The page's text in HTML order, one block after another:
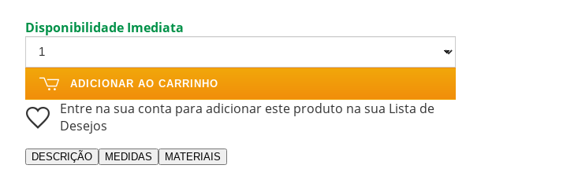
Disponibilidade Imediata
ADICIONAR AO CARRINHO
Entre na sua conta para adicionar este produto na sua Lista de
Desejos
DESCRIÇÃO MEDIDAS MATERIAIS